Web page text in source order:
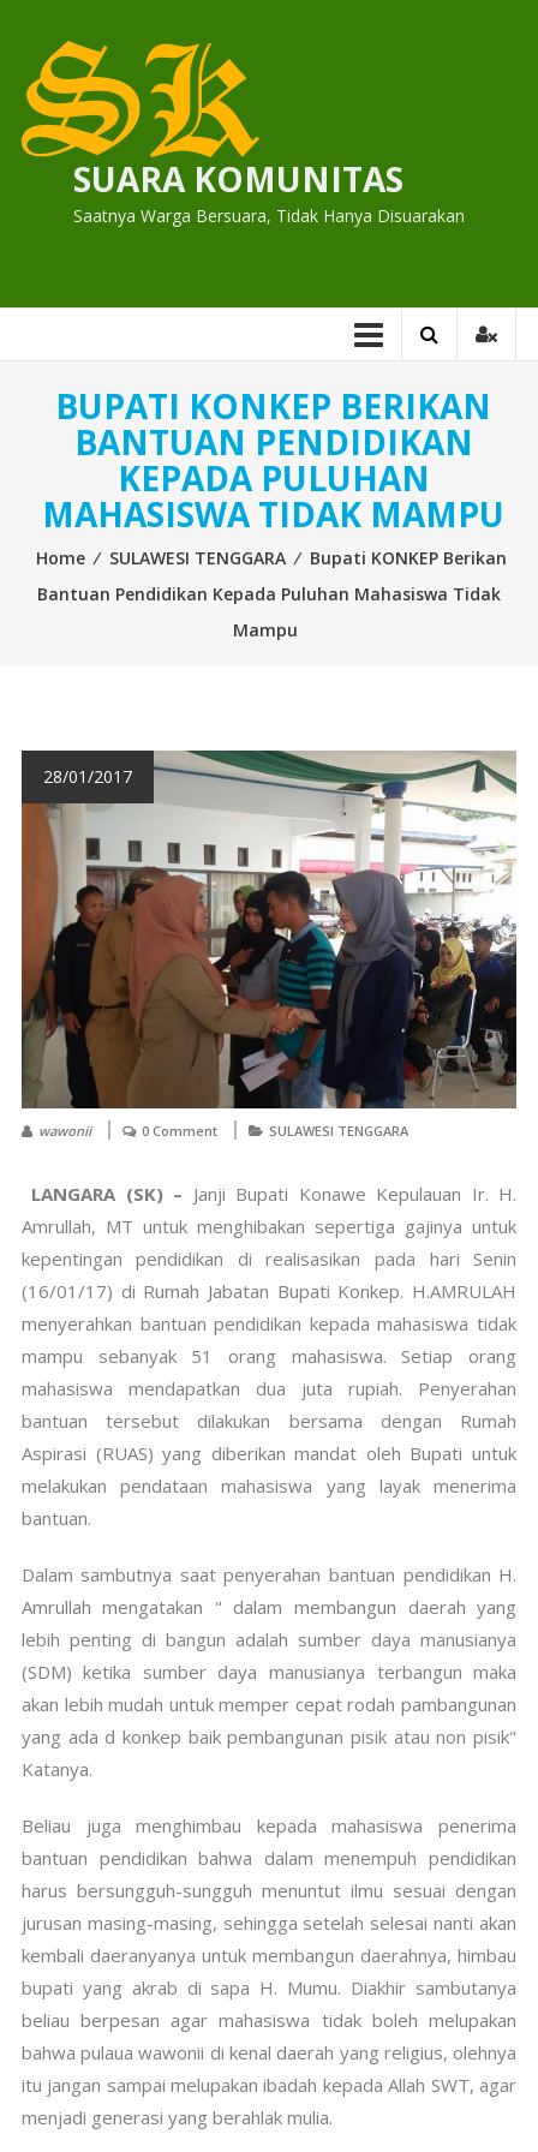
content
SUARA KOMUNITAS
Saatnya Warga Bersuara, Tidak Hanya Disuarakan
BUPATI KONKEP BERIKAN
BANTUAN PENDIDIKAN
KEPADA PULUHAN
MAHASISWA TIDAK MAMPU
Home ⁄ SULAWESI TENGGARA ⁄ Bupati KONKEP Berikan
Bantuan Pendidikan Kepada Puluhan Mahasiswa Tidak
Mampu
28/01/2017
wawonii 0 Comment SULAWESI TENGGARA
LANGARA (SK) – Janji Bupati Konawe Kepulauan Ir. H.
Amrullah, MT untuk menghibakan sepertiga gajinya untuk
kepentinganpendidikan di realisasikan pada hari Senin
(16/01/17) di Rumah Jabatan Bupati Konkep. H.AMRULAH
menyerahkan bantuan pendidikan kepada mahasiswa tidak
mampu sebanyak 51 orang mahasiswa. Setiap orang
mahasiswa mendapatkan dua juta rupiah. Penyerahan
bantuan tersebut dilakukan bersama dengan Rumah
Aspirasi (RUAS) yang diberikan mandat oleh Bupati untuk
melakukan pendataan mahasiswa yang layak menerima
bantuan.
Dalam sambutnya saat penyerahan bantuan pendidikan H.
Amrullah mengatakan " dalam membangun daerah yang
lebih penting di bangun adalah sumber daya manusianya
(SDM) ketika sumber daya manusianya terbangun maka
akan lebih mudah untuk memper cepat rodah pambangunan
yang ada d konkep baik pembangunan pisik atau non pisik"
Katanya.
Beliau juga menghimbau kepada mahasiswa penerima
bantuan pendidikan bahwa dalam menempuh pendidikan
harus bersungguh-sungguh menuntut ilmu sesuai dengan
jurusan masing-masing, sehingga setelah selesai nanti akan
kembali daeranyanya untuk membangun daerahnya, himbau
bupati yang akrab di sapa H. Mumu. Diakhir sambutanya
beliau berpesan agar mahasiswa tidak boleh melupakan
bahwa pulaua wawonii di kenal daerah yang religius, olehnya
itu jangan sampai melupakan ibadah kepada Allah SWT, agar
menjadi generasi yang berahlak mulia.